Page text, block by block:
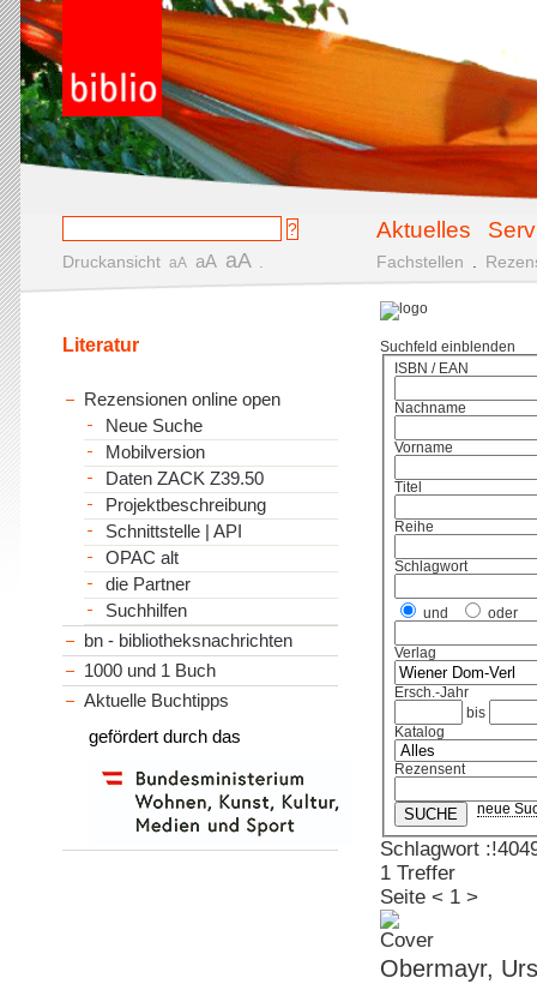
Aktuelles
Druckansicht aA aA aA Fachstellen
Suchfeld einblenden
ISBN / EAN
Nachname
Vorname
Titel
Reihe
Schlagwort
und oder
Verlag
Ersch.-Jahr
bis
Katalog
Rezensent
neue
Schlagwort
1 Treffer
Seite < 1 >
Obermayr,
Literatur
Rezensionen online open
Neue Suche
Mobilversion
Daten ZACK Z39.50
Projektbeschreibung
Schnittstelle | API
OPAC alt
die Partner
Suchhilfen
bn - bibliotheksnachrichten
1000 und 1 Buch
Aktuelle Buchtipps
gefördert durch das